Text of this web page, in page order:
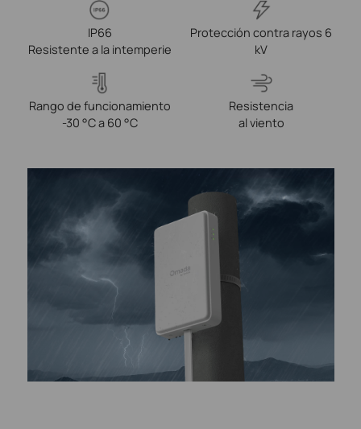
IP66
Resistente a la intemperie
Protección contra rayos 6
kV
Rango de funcionamiento
-30 °C a 60 °C
Resistencia
al viento